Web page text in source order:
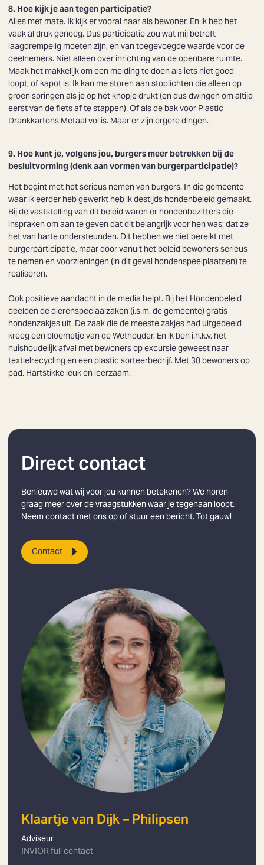
8. Hoe kijk je aan tegen participatie?
Alles met mate. Ik kijk er vooral naar als bewoner. En ik heb het
vaak al druk genoeg. Dus participatie zou wat mij betreft
laagdrempelig moeten zijn, en van toegevoegde waarde voor de
deelnemers. Niet alleen over inrichting van de openbare ruimte.
Maak het makkelijk om een melding te doen als iets niet goed
loopt, of kapot is. Ik kan me storen aan stoplichten die alleen op
groen springen als je op het knopje drukt (en dus dwingen om altijd
eerst van de fiets af te stappen). Of als de bak voor Plastic
Drankkartons Metaal vol is. Maar er zijn ergere dingen.
9. Hoe kunt je, volgens jou, burgers meer betrekken bij de
besluitvorming (denk aan vormen van burgerparticipatie)?
Het begint met het serieus nemen van burgers. In die gemeente
waar ik eerder heb gewerkt heb ik destijds hondenbeleid gemaakt.
Bij de vaststelling van dit beleid waren er hondenbezitters die
inspraken om aan te geven dat dit belangrijk voor hen was; dat ze
het van harte ondersteunden. Dit hebben we niet bereikt met
burgerparticipatie, maar door vanuit het beleid bewoners serieus
te nemen en voorzieningen (in dit geval hondenspeelplaatsen) te
realiseren.
Ook positieve aandacht in de media helpt. Bij het Hondenbeleid
deelden de dierenspeciaalzaken (i.s.m. de gemeente) gratis
hondenzakjes uit. De zaak die de meeste zakjes had uitgedeeld
kreeg een bloemetje van de Wethouder. En ik ben i.h.k.v. het
huishoudelijk afval met bewoners op excursie geweest naar
textielrecycling en een plastic sorteerbedrijf. Met 30 bewoners op
pad. Hartstikke leuk en leerzaam.
Direct contact
Benieuwd wat wij voor jou kunnen betekenen? We horen
graag meer over de vraagstukken waar je tegenaan loopt.
Neem contact met ons op of stuur een bericht. Tot gauw!
Contact
Klaartje van Dijk – Philipsen
Adviseur
INVIOR full contact
Zoeken